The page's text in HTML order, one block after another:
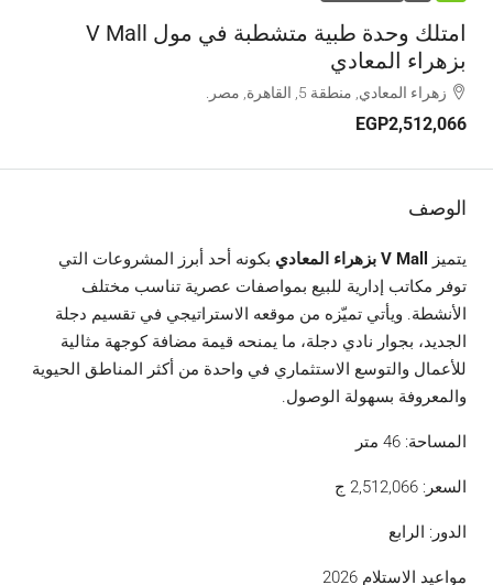
امتلك وحدة طبية متشطبة في مول V Mall
بزهراء المعادي
زهراء المعادي, منطقة 5, القاهرة, مصر.
EGP2,512,066
الوصف
يتميز V Mall بزهراء المعادي
بكونه أحد أبرز المشروعات التي
توفر مكاتب إدارية للبيع بمواصفات عصرية تناسب مختلف
الأنشطة. ويأتي تميّزه من موقعه الاستراتيجي في تقسيم دجلة
الجديد، بجوار نادي دجلة، ما يمنحه قيمة مضافة كوجهة مثالية
للأعمال والتوسع الاستثماري في واحدة من أكثر المناطق الحيوية
والمعروفة بسهولة الوصول.
المساحة: 46 متر
السعر: 2,512,066 ج
الدور: الرابع
مواعيد الاستلام 2026